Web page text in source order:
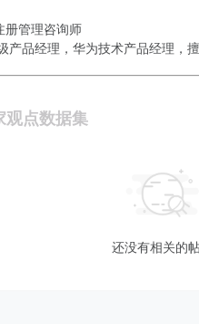
册管理咨询师
产品经理，华为技术产品经理，
观点数据集
还没有相关的